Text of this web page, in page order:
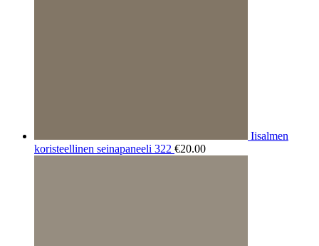
Iisalmen
koristeellinen seinapaneeli 322 €20.00